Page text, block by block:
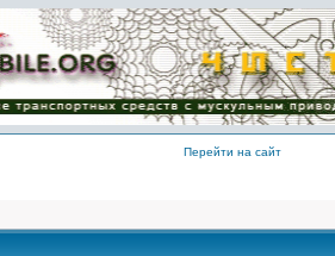
Перейти на сайт